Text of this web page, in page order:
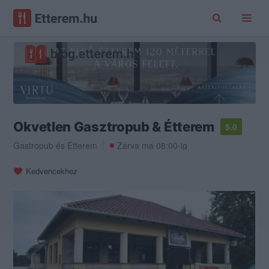
Okvetlen Gasztropub & Étterem
5.0
Gastropub és Étterem Zárva ma 08:00-ig
Kedvencekhez